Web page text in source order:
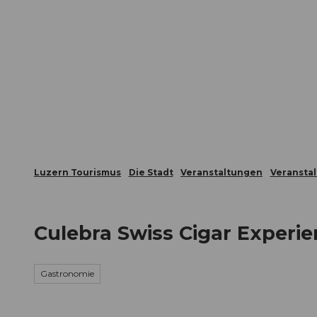
Luzern Tourismus Die Stadt Veranstaltungen
Culebra Swiss Cigar
Gastronomie